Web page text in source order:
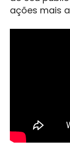
ações mais